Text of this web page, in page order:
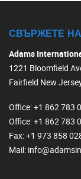
СВЪРЖЕТЕ
Adams
1221 Bloomfield
Fairfield New
Office: +1 862 783
Office: +1 862 783
Fax: +1 973 858
Mail: